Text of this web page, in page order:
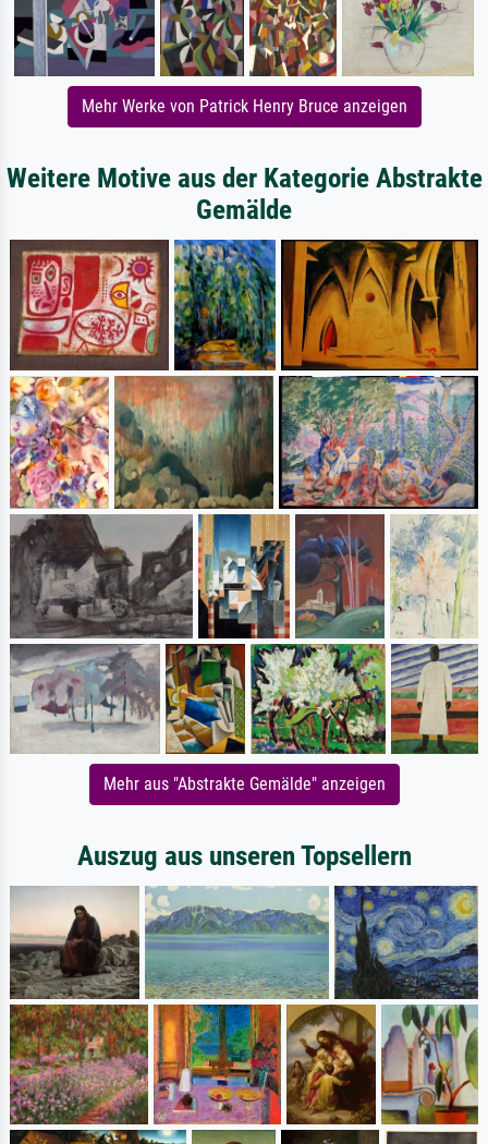
Mehr Werke von Patrick Henry Bruce anzeigen
Weitere Motive aus der Kategorie Abstrakte
Gemälde
Mehr aus "Abstrakte Gemälde" anzeigen
Auszug aus unseren Topsellern